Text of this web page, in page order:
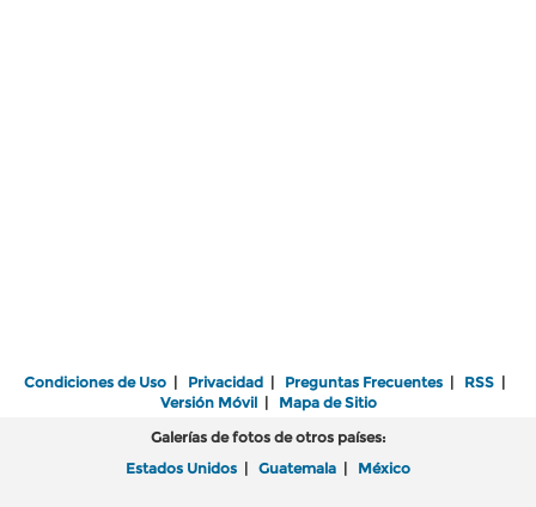
Condiciones de Uso | Privacidad | Preguntas Frecuentes | RSS |
Versión Móvil| Mapa de Sitio
Galerías de fotos de otros países:
Estados Unidos | Guatemala | México